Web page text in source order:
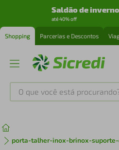
Saldão de inverno
até 40% off
Shopping Parcerias e Descontos
O que você está procurando?
porta-talher-inox-brinox-
tenis